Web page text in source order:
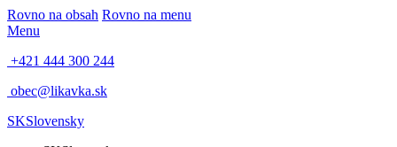
Rovno na obsah Rovno na menu
Menu
+421 444 300 244
obec@likavka.sk
SKSlovensky